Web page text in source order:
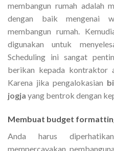
membangun rumah adalah
dengan baik mengenai
membangun rumah.
digunakan untuk
Scheduling ini sangat
berikan kepada kontraktor
Karena jika pengalokasian
jogja yang bentrok dengan
Membuat budget
Anda harus
mempercayakan